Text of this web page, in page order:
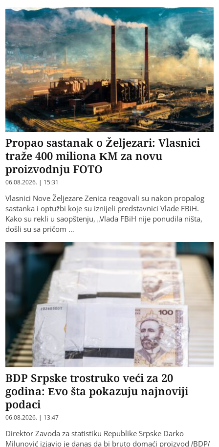
Propao sastanak o Željezari: Vlasnici
traže 400 miliona KM za novu
proizvodnju FOTO
06.08.2026. | 15:31
Vlasnici Nove Željezare Zenica reagovali su nakon propalog
sastanka i optužbi koje su iznijeli predstavnici Vlade FBiH.
Kako su rekli u saopštenju, „Vlada FBiH nije ponudila ništa,
došli su sa pričom …
BDP Srpske trostruko veći za 20
godina: Evo šta pokazuju najnoviji
podaci
06.08.2026. | 13:47
Direktor Zavoda za statistiku Republike Srpske Darko
Milunović izjavio je danas da bi bruto domaći proizvod /BDP/